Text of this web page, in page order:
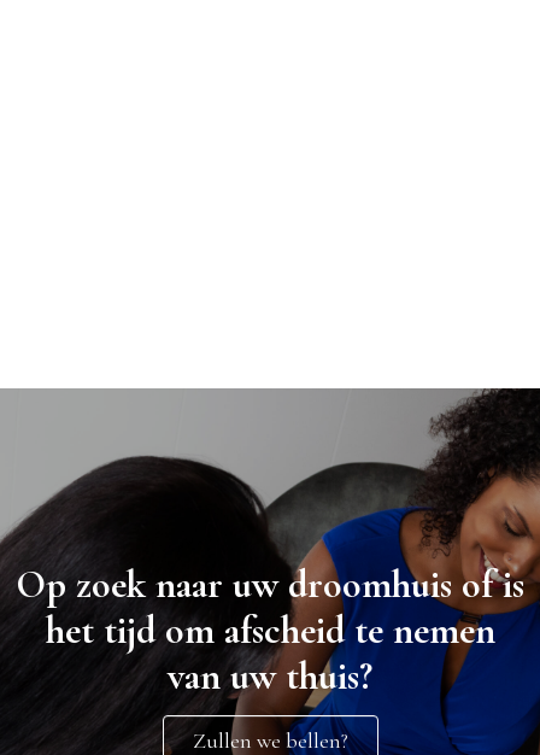
Op zoek naar uw droomhuis of is
het tijd om afscheid te nemen
van uw thuis?
Zullen we bellen?